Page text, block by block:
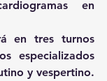
en
en tres turnos
especializados
y vespertino.